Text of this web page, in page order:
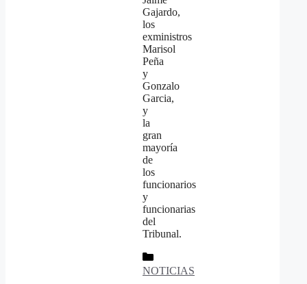
Gajardo,
los
exministros
Marisol
Peña
y
Gonzalo
Garcia,
y
la
gran
mayoría
de
los
funcionarios
y
funcionarias
del
Tribunal.
Categorías
NOTICIAS